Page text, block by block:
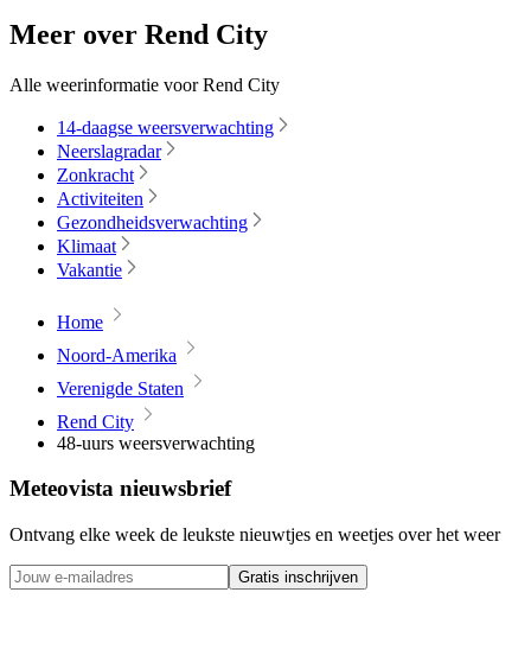
Meer over Rend City
Alle weerinformatie voor Rend City
14-daagse weersverwachting
Neerslagradar
Zonkracht
Activiteiten
Gezondheidsverwachting
Klimaat
Vakantie
Home
Noord-Amerika
Verenigde Staten
Rend City
48-uurs weersverwachting
Meteovista nieuwsbrief
Ontvang elke week de leukste nieuwtjes en weetjes over het weer
Gratis inschrijven